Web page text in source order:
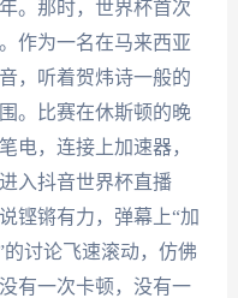
。那时，世界杯首次
作为一名在马来西亚
，听着贺炜诗一般的
。比赛在休斯顿的晚
电，连接上加速器，
入抖音世界杯直播
铿锵有力，弹幕上“加
讨论飞速滚动，仿佛
有一次卡顿，没有一